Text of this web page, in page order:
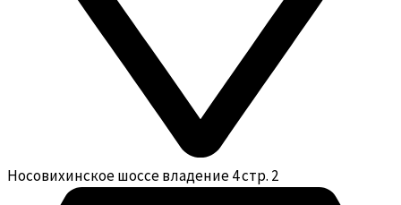
Носовихинское шоссе владение 4 стр. 2